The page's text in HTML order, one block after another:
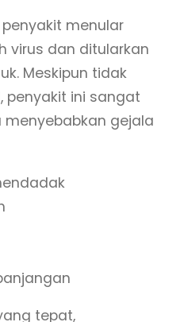
menular
virus dan ditularkan
Meskipun tidak
penyakit ini sangat
gejala
tepat,